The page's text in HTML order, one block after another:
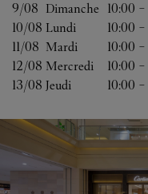
9/08 Dimanche 10:00 -
10/08 Lundi 10:00 -
11/08 Mardi 10:00 -
12/08 Mercredi 10:00 -
13/08 Jeudi 10:00 -